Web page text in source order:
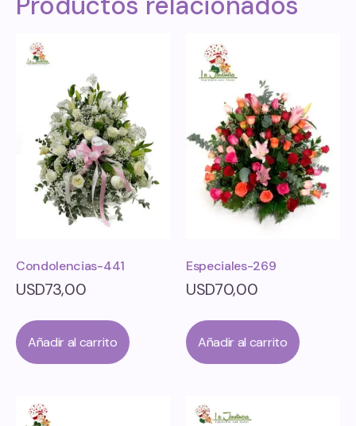
Condolencias-441
USD73,00
Añadir al carrito
Especiales-269
USD70,00
Añadir al carrito